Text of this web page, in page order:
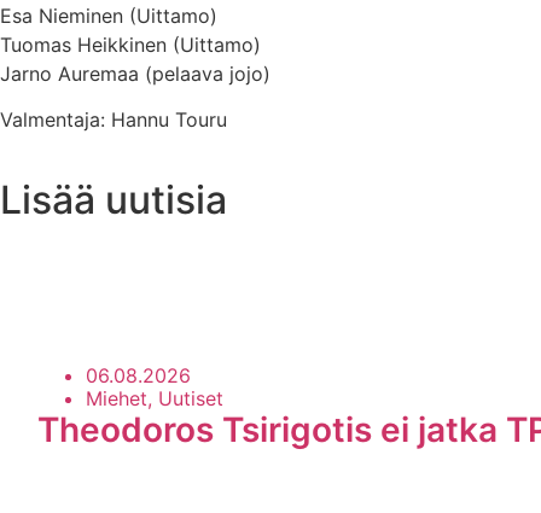
Esa Nieminen (Uittamo)
Tuomas Heikkinen (Uittamo)
Jarno Auremaa (pelaava jojo)
Valmentaja: Hannu Touru
Lisää uutisia
06.08.2026
Miehet, Uutiset
Theodoros Tsirigotis ei jatka